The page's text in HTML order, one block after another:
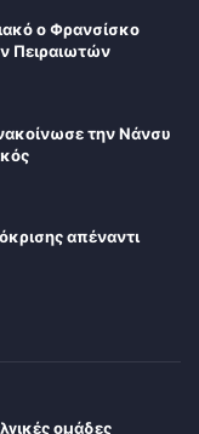
ο Φρανσίσκο
Πειραιωτών
την Νάνσυ
απέναντι
ομάδες